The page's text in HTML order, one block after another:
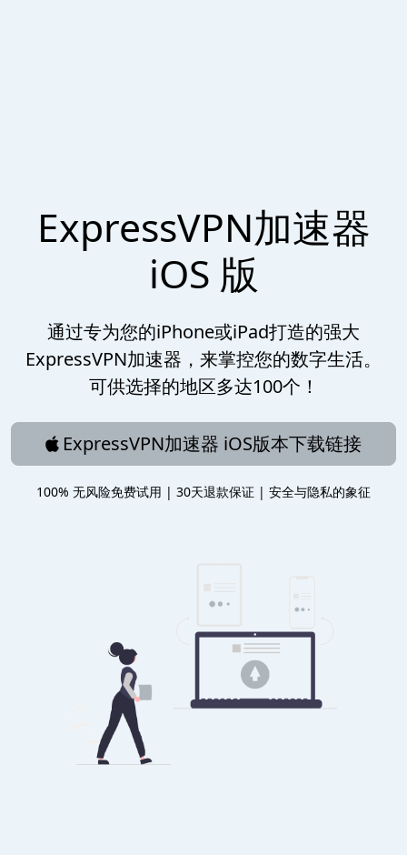
ExpressVPN加速器
iOS 版
通过专为您的iPhone或iPad打造的强大
ExpressVPN加速器，来掌控您的数字生活。
可供选择的地区多达100个！
ExpressVPN加速器 iOS版本下载链接
100% 无风险免费试用 | 30天退款保证 | 安全与隐私的象征